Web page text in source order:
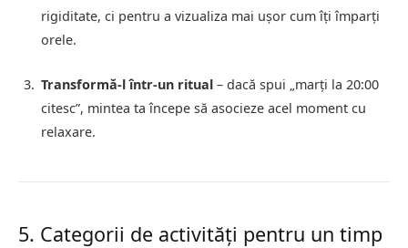
rigiditate, ci pentru a vizualiza mai ușor cum îți împarți
orele.
Transformă-l într-un ritual – dacă spui „marți la 20:00
citesc”, mintea ta începe să asocieze acel moment cu
relaxare.
5. Categorii de activități pentru un timp